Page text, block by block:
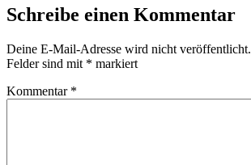
Schreibe einen Kommentar
Deine E-Mail-Adresse wird nicht veröffentlicht.
Felder sind mit * markiert
Kommentar *